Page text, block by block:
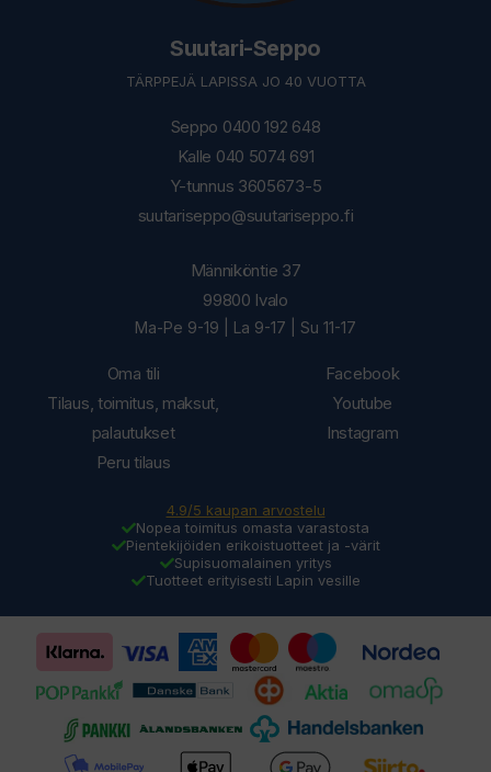
Suutari-Seppo
TÄRPPEJÄ LAPISSA JO 40 VUOTTA
Seppo 0400 192 648
Kalle 040 5074 691
Y-tunnus 3605673-5
suutariseppo@suutariseppo.fi
Oma tili
Tilaus, toimitus, maksut,
palautukset
Peru tilaus
Männiköntie 37
99800 Ivalo
Ma-Pe 9-19 | La 9-17 | Su 11-17
Facebook
Youtube
Instagram
4.9/5 kaupan arvostelu
Nopea toimitus omasta varastosta
Pientekijöiden erikoistuotteet ja -värit
Supisuomalainen yritys
Tuotteet erityisesti Lapin vesille